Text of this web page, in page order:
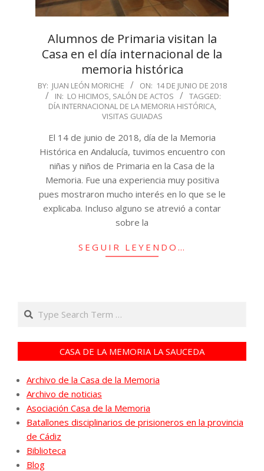
Alumnos de Primaria visitan la
Casa en el día internacional de la
memoria histórica
2018-
06-
BY: JUAN LEÓN MORICHE ON: 14 DE JUNIO DE 2018
IN: LO HICIMOS, SALÓN DE ACTOS
TAGGED:
DÍA INTERNACIONAL DE LA MEMORIA HISTÓRICA,
VISITAS GUIADAS
El 14 de junio de 2018, día de la Memoria
Histórica en Andalucía, tuvimos encuentro con
niñas y niños de Primaria en la Casa de la
Memoria. Fue una experiencia muy positiva
pues mostraron mucho interés en lo que se le
explicaba. Incluso alguno se atrevió a contar
sobre la
SEGUIR LEYENDO…
Search
CASA DE LA MEMORIA LA SAUCEDA
Archivo de la Casa de la Memoria
Archivo de noticias
Asociación Casa de la Memoria
Batallones disciplinarios de prisioneros en la provincia
de Cádiz
Biblioteca
Blog